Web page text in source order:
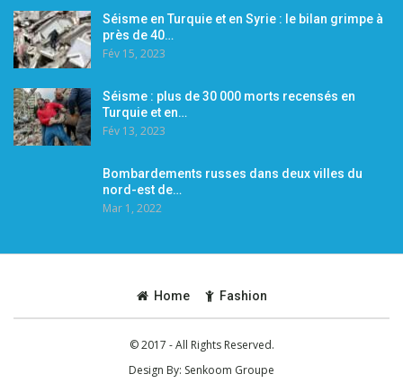
Séisme en Turquie et en Syrie : le bilan grimpe à
près de 40…
Fév 15, 2023
Séisme : plus de 30 000 morts recensés en
Turquie et en…
Fév 13, 2023
Bombardements russes dans deux villes du
nord-est de…
Mar 1, 2022
Home Fashion
© 2017 - All Rights Reserved.
Design By: Senkoom Groupe